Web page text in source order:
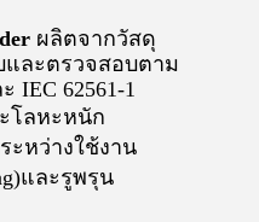
ผลิตจากวัสดุ
ละตรวจสอบตาม
IEC 62561-1
โลหะหนัก
ะหว่างใช้งาน
และรูพรุน